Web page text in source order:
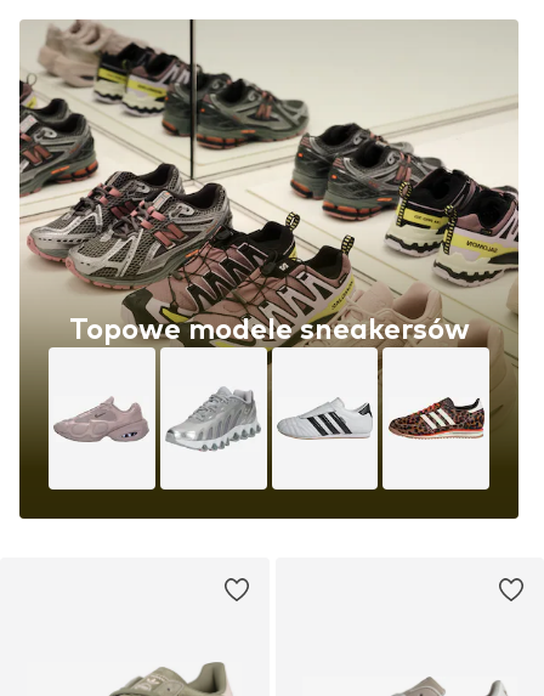
Topowe modele sneakersów